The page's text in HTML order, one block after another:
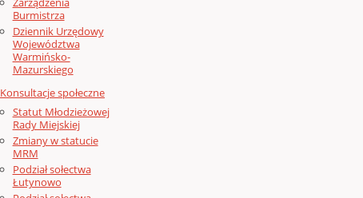
Burmistrza
Dziennik Urzędowy
Województwa
Warmińsko-
Mazurskiego
Konsultacje społeczne
Statut Młodzieżowej
Rady Miejskiej
Zmiany w statucie
MRM
Podział sołectwa
Łutynowo